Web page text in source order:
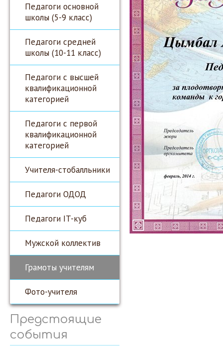
Педагоги основной
школы (5-9 класс)
Педагоги средней
школы (10-11 класс)
Педагоги с высшей
квалификационной
категорией
Педагоги с первой
квалификационной
категорией
Учителя-стобалльники
Педагоги ОДОД
Педагоги IT-куб
Мужской коллектив
Грамоты учителям
Фото-учителя
Предстоящие
события